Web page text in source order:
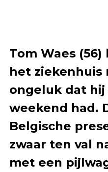
Tom Waes
het ziekenhuis
ongeluk dat
weekend had.
Belgische
zwaar ten val
met een